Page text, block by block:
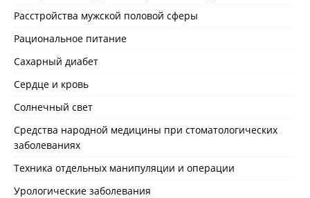
Расстройства мужской половой сферы
Рациональное питание
Сахарный диабет
Сердце и кровь
Солнечный свет
Средства народной медицины при стоматологических
заболеваниях
Техника отдельных манипуляции и операции
Урологические заболевания